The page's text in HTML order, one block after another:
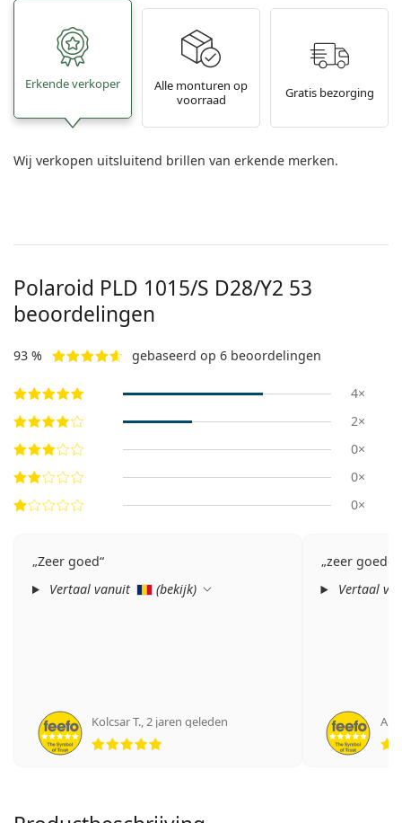
Erkende verkoper
Alle monturen op
voorraad
Gratis bezorging
Wij verkopen uitsluitend brillen van erkende merken.
Polaroid PLD 1015/S D28/Y2 53
beoordelingen
93 % gebaseerd op 6 beoordelingen
4×
2×
0×
0×
0×
Zeer goed
Vertaal vanuit
(bekijk)
Kolcsar T.,2 jaren geleden
Beoordeling 5 van 5
zeer goede
Vertaal